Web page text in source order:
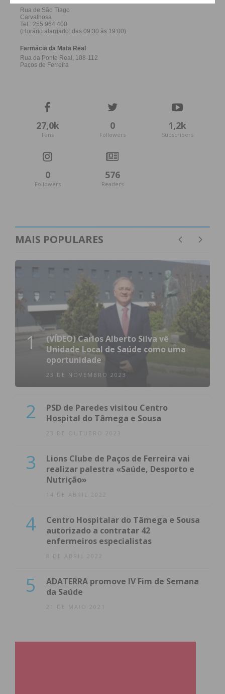
Eu li e concordo com os
27,0k
Fans
0
Followers
1,2k
Subscribers
0
Followers
576
Readers
MAIS POPULARES
1
(VÍDEO) Carlos Alberto Silva vê
Unidade Local de Saúde como uma
oportunidade
23 DE NOVEMBRO 2023
2
PSD de Paredes visitou Centro
Hospital do Tâmega e Sousa
23 DE OUTUBRO 2023
3
Lions Clube de Paços de Ferreira vai
realizar palestra «Saúde, Desporto e
Nutrição»
14 DE ABRIL 2022
4
Centro Hospitalar do Tâmega e Sousa
autorizado a contratar 42
enfermeiros especialistas
8 DE ABRIL 2022
5
ADATERRA promove IV Fim de Semana
da Saúde
21 DE MAIO 2021